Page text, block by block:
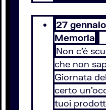
27
Memoria
Non c’è
che non
Giornata
certo
tuoi